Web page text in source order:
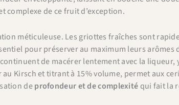
complexe de ce fruit d’exception.
méticuleuse. Les griottes fraîches sont
pour préserver au maximum leurs
de macérer lentement avec la
Kirsch et titrant à 15% volume, permet aux
deprofondeur et de complexité qui fait la
première commande (hors
à café, bouilloires, machines à thé
puis collez-le dans le champ
panier.
Copier & fermer